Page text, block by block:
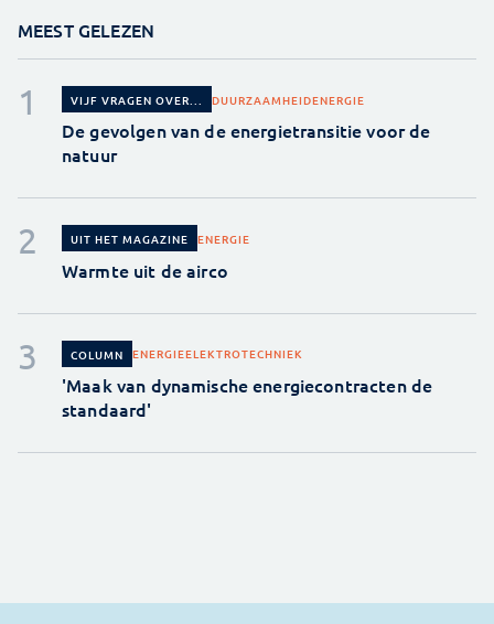
MEEST GELEZEN
VIJF VRAGEN OVER... DUURZAAMHEIDENERGIE
De gevolgen van de energietransitie voor de
natuur
UIT HET MAGAZINE ENERGIE
Warmte uit de airco
COLUMN ENERGIEELEKTROTECHNIEK
'Maak van dynamische energiecontracten de
standaard'